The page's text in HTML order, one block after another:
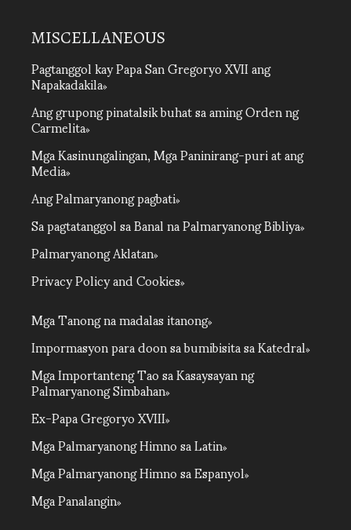
MISCELLANEOUS
Pagtanggol kay Papa San Gregoryo XVII ang
Napakadakila
Ang grupong pinatalsik buhat sa aming Orden ng
Carmelita
Mga Kasinungalingan, Mga Paninirang-puri at ang
Media
Ang Palmaryanong pagbati
Sa pagtatanggol sa Banal na Palmaryanong Bibliya
Palmaryanong Aklatan
Privacy Policy and Cookies
Mga Tanong na madalas itanong
Impormasyon para doon sa bumibisita sa Katedral
Mga Importanteng Tao sa Kasaysayan ng
Palmaryanong Simbahan
Ex-Papa Gregoryo XVIII
Mga Palmaryanong Himno sa Latin
Mga Palmaryanong Himno sa Espanyol
Mga Panalangin